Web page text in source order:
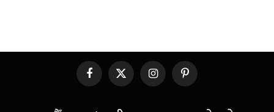
Facebook
X
(Twitter)
InstagramPinterest